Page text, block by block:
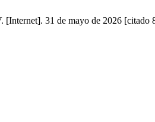
31 de mayo de 2026 [citado